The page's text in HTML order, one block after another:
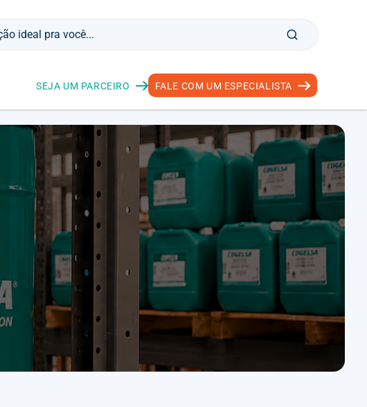
SEJA UM PARCEIRO FALE COM UM ESPECIALISTA